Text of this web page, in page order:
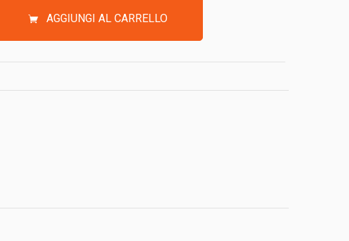
AGGIUNGI AL CARRELLO